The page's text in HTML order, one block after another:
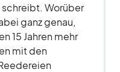
Worüber
ganz genau,
15 Jahren mehr
mit den